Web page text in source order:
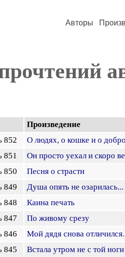
Авторы
Произведение
852
О людях, о кошке и о
851
Он просто уехал и скоро
850
Песня о страсти
849
Душа опять не озарилась...
848
Каина печать
847
По живому срезу
846
Мой дядя снова
845
Встала утром не с той ноги